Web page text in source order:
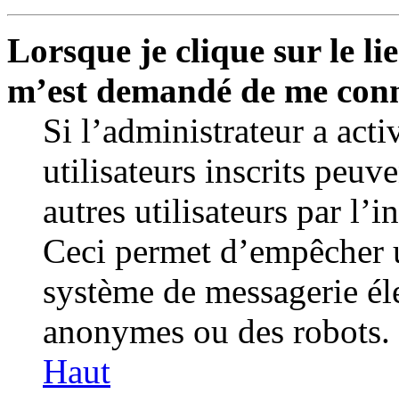
Lorsque je clique sur le
m’est demandé de me
Si l’administrateur a
utilisateurs inscrits
autres utilisateurs par
Ceci permet
système de messagerie
anonymes ou des robots.
Haut